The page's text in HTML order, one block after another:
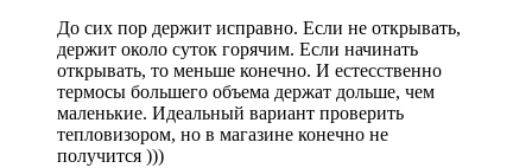
До сих пор держит исправно. Если не открывать,
держит около суток горячим. Если начинать
открывать, то меньше конечно. И естесственно
термосы большего объема держат дольше, чем
маленькие. Идеальный вариант проверить
тепловизором, но в магазине конечно не
получится )))